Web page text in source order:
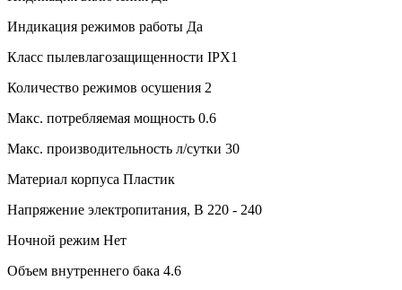
Индикация режимов работы Да
Класс пылевлагозащищенности IPX1
Количество режимов осушения 2
Макс. потребляемая мощность 0.6
Макс. производительность л/сутки 30
Материал корпуса Пластик
Напряжение электропитания, В 220 - 240
Ночной режим Нет
Объем внутреннего бака 4.6